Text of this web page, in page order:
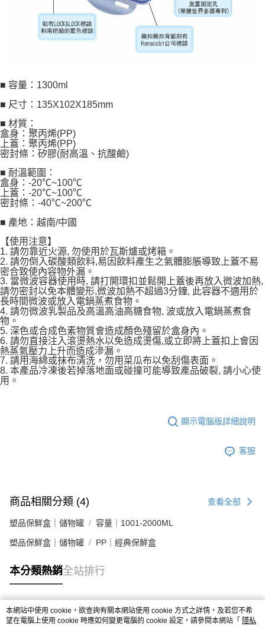
■ 容量：1300ml
■ 尺寸：135X102X185mm
■ 材質：
盒身：聚丙烯(PP)
上蓋：聚丙烯(PP)
密封條：矽膠(耐高溫、抗酸鹼)
■ 耐溫範圍：
盒身：-20℃~100℃
上蓋：-20℃~100℃
密封條：-40℃~200℃
■ 產地：越南/中國
【使用注意】
1. 請勿靠近火源, 勿使用於瓦斯爐或烤箱。
2. 請勿倒入碳酸類飲料,易因飲料產生之氣體膨脹導致上蓋不易
密合致使內容物外漏。
3. 當微波容器使用時, 請打開環扣並鬆開上蓋後再放入微波加熱,
請勿密封以免本體變形,微波加熱不超過3分鐘, 此容器不適用於
長時間微波或放入電鍋蒸煮食物。
4. 請勿微波乳製品及高溫高油高糖食物, 波或放入電鍋蒸煮食
物。
5. 深色或合成色素物質會造成顏色殘留於盒身內。
6. 請勿直接注入滾燙熱水以免造成燙傷,或立即將上蓋扣上會因
熱蒸氣壓力上升而造成滲漏。
7. 請用海綿或抹布清洗，勿用菜瓜布以免刮傷表面。
8. 本產品冷凍後若掉落地面或碰撞可能導致產品破裂, 請小心使
用。
顯示電腦版詳細說明
客服
商品相關分類 (4) 查看全部
塑品保鮮盒｜儲物罐 容量｜1001-2000ML
塑品保鮮盒｜儲物罐 PP｜經典保鮮盒
本分類熱銷全站排行
熱門標籤
本網站中使用 cookie，欲查詢有關本網站使用 cookie 方式之詳情，及若您不希
望在電腦上使用 cookie 時應如何變更電腦的 cookie 設定，請參閱本網站「 隱私